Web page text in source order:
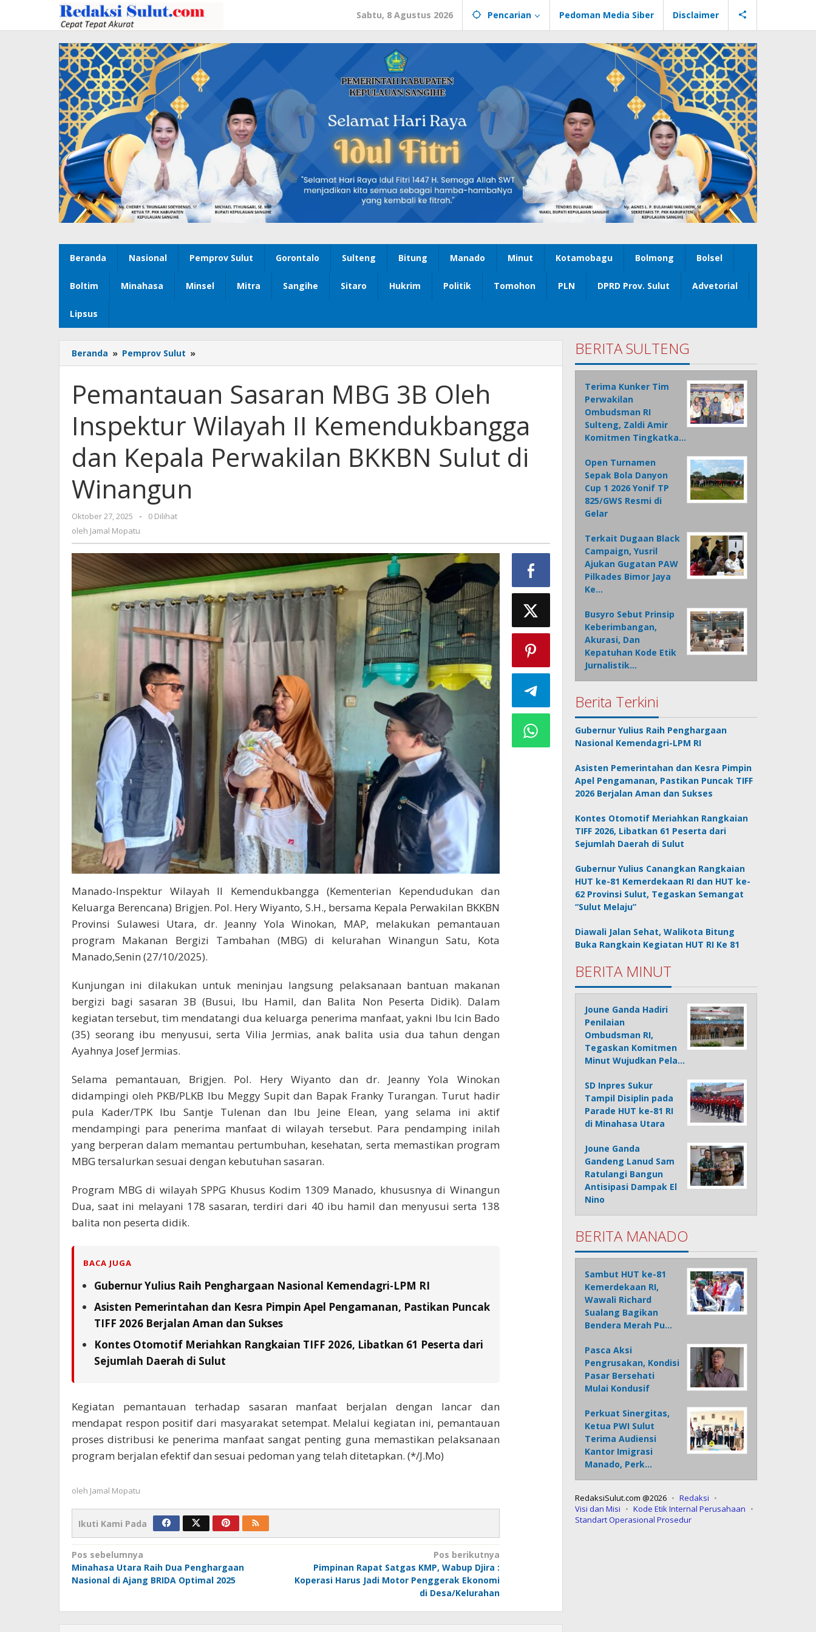
konten
Sabtu, 8 Agustus 2026 Pencarian Pedoman Media Siber Disclaimer
Beranda Nasional Pemprov Sulut Gorontalo Sulteng Bitung Manado Minut Kotamobagu Bolmong Bolsel
Boltim Minahasa Minsel Mitra Sangihe Sitaro Hukrim Politik Tomohon PLN DPRD Prov. Sulut Advetorial
Lipsus
Beranda » Pemprov Sulut »
Sasaran
3B
Oleh
Inspektur
Wilayah
Kemendukbangga
dan
Winangun
Pemantauan Sasaran MBG 3B Oleh
Inspektur Wilayah II Kemendukbangga
dan Kepala Perwakilan BKKBN Sulut di
Winangun
Oktober 27, 2025
oleh
Jamal
-
0 Dilihat
oleh Jamal Mopatu
Manado-Inspektur Wilayah II Kemendukbangga (Kementerian Kependudukan dan
Keluarga Berencana) Brigjen. Pol. Hery Wiyanto, S.H., bersama Kepala Perwakilan BKKBN
Provinsi Sulawesi Utara, dr. Jeanny Yola Winokan, MAP, melakukan pemantauan
program Makanan Bergizi Tambahan (MBG) di kelurahan Winangun Satu, Kota
Manado,Senin (27/10/2025).
Kunjungan ini dilakukan untuk meninjau langsung pelaksanaan bantuan makanan
bergizi bagi sasaran 3B (Busui, Ibu Hamil, dan Balita Non Peserta Didik). Dalam
kegiatan tersebut, tim mendatangi dua keluarga penerima manfaat, yakni Ibu Icin Bado
(35) seorang ibu menyusui, serta Vilia Jermias, anak balita usia dua tahun dengan
Ayahnya Josef Jermias.
Selama pemantauan, Brigjen. Pol. Hery Wiyanto dan dr. Jeanny Yola Winokan
didampingi oleh PKB/PLKB Ibu Meggy Supit dan Bapak Franky Turangan. Turut hadir
pula Kader/TPK Ibu Santje Tulenan dan Ibu Jeine Elean, yang selama ini aktif
mendampingi para penerima manfaat di wilayah tersebut. Para pendamping inilah
yang berperan dalam memantau pertumbuhan, kesehatan, serta memastikan program
MBG tersalurkan sesuai dengan kebutuhan sasaran.
Program MBG di wilayah SPPG Khusus Kodim 1309 Manado, khususnya di Winangun
Dua, saat ini melayani 178 sasaran, terdiri dari 40 ibu hamil dan menyusui serta 138
balita non peserta didik.
BACA JUGA
Gubernur Yulius Raih Penghargaan Nasional Kemendagri-LPM RI
Asisten Pemerintahan dan Kesra Pimpin Apel Pengamanan, Pastikan Puncak
TIFF 2026 Berjalan Aman dan Sukses
Kontes Otomotif Meriahkan Rangkaian TIFF 2026, Libatkan 61 Peserta dari
Sejumlah Daerah di Sulut
Kegiatan pemantauan terhadap sasaran manfaat berjalan dengan lancar dan
mendapat respon positif dari masyarakat setempat. Melalui kegiatan ini, pemantauan
proses distribusi ke penerima manfaat sangat penting guna memastikan pelaksanaan
program berjalan efektif dan sesuai pedoman yang telah ditetapkan. (*/J.Mo)
oleh Jamal Mopatu
Ikuti Kami Pada
Navigasi
pos
Pos sebelumnya
Minahasa Utara Raih Dua Penghargaan
Nasional di Ajang BRIDA Optimal 2025
Pos berikutnya
Pimpinan Rapat Satgas KMP, Wabup Djira :
Koperasi Harus Jadi Motor Penggerak Ekonomi
di Desa/Kelurahan
BERITA SULTENG
Terima Kunker Tim
Perwakilan
Ombudsman RI
Sulteng, Zaldi Amir
Komitmen Tingkatka…
Open Turnamen
Sepak Bola Danyon
Cup 1 2026 Yonif TP
825/GWS Resmi di
Gelar
Terkait Dugaan Black
Campaign, Yusril
Ajukan Gugatan PAW
Pilkades Bimor Jaya
Ke…
Busyro Sebut Prinsip
Keberimbangan,
Akurasi, Dan
Kepatuhan Kode Etik
Jurnalistik…
Berita Terkini
Gubernur Yulius Raih Penghargaan
Nasional Kemendagri-LPM RI
Asisten Pemerintahan dan Kesra Pimpin
Apel Pengamanan, Pastikan Puncak TIFF
2026 Berjalan Aman dan Sukses
Kontes Otomotif Meriahkan Rangkaian
TIFF 2026, Libatkan 61 Peserta dari
Sejumlah Daerah di Sulut
Gubernur Yulius Canangkan Rangkaian
HUT ke-81 Kemerdekaan RI dan HUT ke-
62 Provinsi Sulut, Tegaskan Semangat
“Sulut Melaju”
Diawali Jalan Sehat, Walikota Bitung
Buka Rangkain Kegiatan HUT RI Ke 81
BERITA MINUT
Joune Ganda Hadiri
Penilaian
Ombudsman RI,
Tegaskan Komitmen
Minut Wujudkan Pela…
SD Inpres Sukur
Tampil Disiplin pada
Parade HUT ke-81 RI
di Minahasa Utara
Joune Ganda
Gandeng Lanud Sam
Ratulangi Bangun
Antisipasi Dampak El
Nino
BERITA MANADO
Sambut HUT ke-81
Kemerdekaan RI,
Wawali Richard
Sualang Bagikan
Bendera Merah Pu…
Pasca Aksi
Pengrusakan, Kondisi
Pasar Bersehati
Mulai Kondusif
Perkuat Sinergitas,
Ketua PWI Sulut
Terima Audiensi
Kantor Imigrasi
Manado, Perk…
RedaksiSulut.com @2026
Redaksi
Visi dan Misi
Kode Etik Internal Perusahaan
Standart Operasional Prosedur